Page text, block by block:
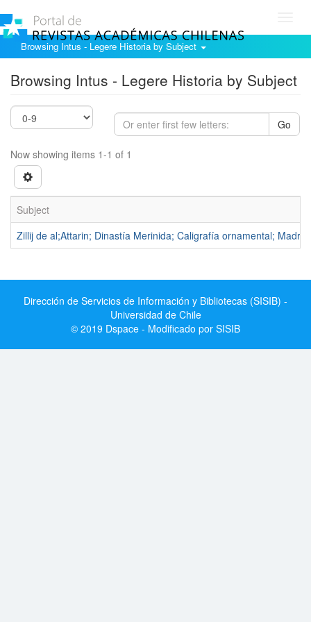
Browsing Intus - Legere Historia by Subject
Browsing Intus - Legere Historia by Subject
Go
Now showing items 1-1 of 1
Subject
Zillij de al;Attarin; Dinastía Merinida; Caligrafía ornamental;
Dirección de Servicios de Información y Bibliotecas (SISIB) -
Universidad de Chile
© 2019 Dspace - Modificado por SISIB